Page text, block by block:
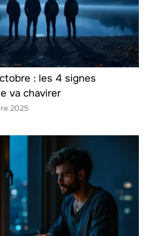
: les 4 signes
va chavirer
2025